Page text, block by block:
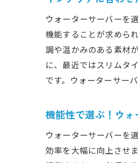
ウォーターサーバーを
機能することが求めら
調や温かみのある素材
に、最近ではスリムタ
です。ウォーターサー
機能性で選ぶ！ウ
ウォーターサーバーを
効率を大幅に向上させ